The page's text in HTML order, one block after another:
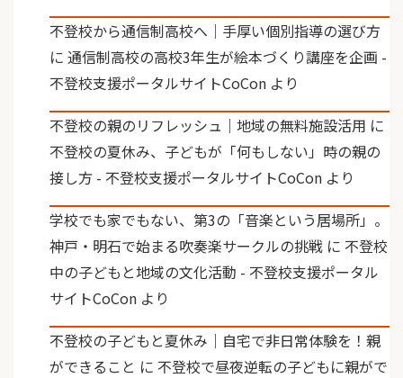
不登校から通信制高校へ｜手厚い個別指導の選び方
に 通信制高校の高校3年生が絵本づくり講座を企画 -
不登校支援ポータルサイトCoCon より
不登校の親のリフレッシュ｜地域の無料施設活用 に
不登校の夏休み、子どもが「何もしない」時の親の
接し方 - 不登校支援ポータルサイトCoCon より
学校でも家でもない、第3の「音楽という居場所」。
神戸・明石で始まる吹奏楽サークルの挑戦 に 不登校
中の子どもと地域の文化活動 - 不登校支援ポータル
サイトCoCon より
不登校の子どもと夏休み｜自宅で非日常体験を！親
ができること に 不登校で昼夜逆転の子どもに親がで